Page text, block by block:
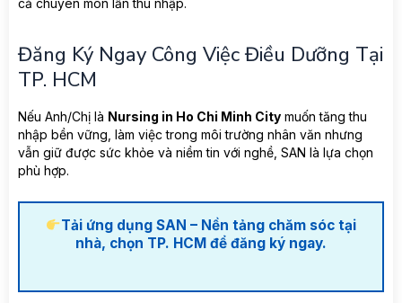
cả chuyên môn lẫn thu nhập.
Đăng Ký Ngay Công Việc Điều Dưỡng Tại
TP. HCM
Nếu Anh/Chị là Nursing in Ho Chi Minh City muốn tăng thu
nhập bền vững, làm việc trong môi trường nhân văn nhưng
vẫn giữ được sức khỏe và niềm tin với nghề, SAN là lựa chọn
phù hợp.
Tải ứng dụng SAN – Nền tảng chăm sóc tại
nhà, chọn TP. HCM để đăng ký ngay.